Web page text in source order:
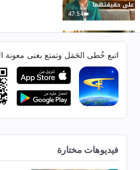
47:54
31:39
عربية)
40:34
فيديو شهادة
ويؤذي الآخرين
الدراسات (دبلجة
اتبع خُطى الحَمَل وتمتع بغنى معونة
فيديوهات مختارة